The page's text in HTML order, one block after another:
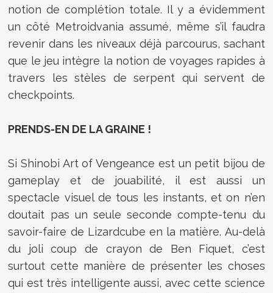
notion de complétion totale. Il y a évidemment
un côté Metroidvania assumé, même s’il faudra
revenir dans les niveaux déjà parcourus, sachant
que le jeu intègre la notion de voyages rapides à
travers les stèles de serpent qui servent de
checkpoints.
PRENDS-EN DE LA GRAINE !
Si Shinobi Art of Vengeance est un petit bijou de
gameplay et de jouabilité, il est aussi un
spectacle visuel de tous les instants, et on n’en
doutait pas un seule seconde compte-tenu du
savoir-faire de Lizardcube en la matière. Au-delà
du joli coup de crayon de Ben Fiquet, c’est
surtout cette manière de présenter les choses
qui est très intelligente aussi, avec cette science